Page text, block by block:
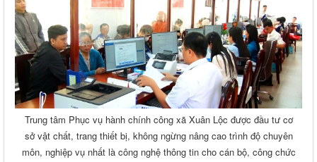
Trung tâm Phục vụ hành chính công xã Xuân Lộc được đầu tư cơ
sở vật chất, trang thiết bị, không ngừng nâng cao trình độ chuyên
môn, nghiệp vụ nhất là công nghệ thông tin cho cán bộ, công chức